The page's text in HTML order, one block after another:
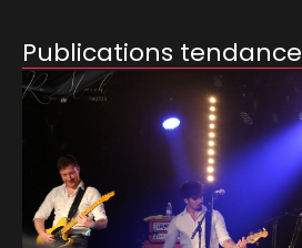
Publications tendance